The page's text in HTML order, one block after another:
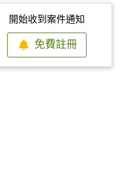
開始收到案件通知
免費註冊